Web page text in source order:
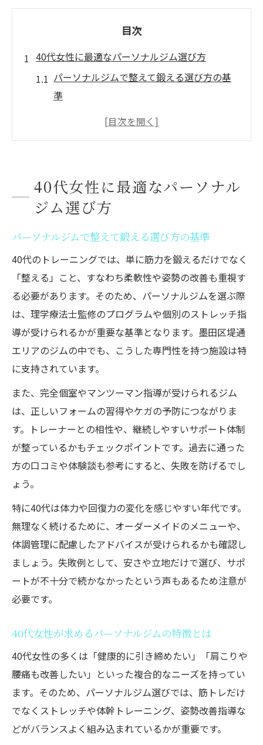
目次
40代女性に最適なパーソナルジム選び方
パーソナルジムで整えて鍛える選び方の基
準
40代女性が求めるパーソナルジムの特徴と
パーソナルジムで無理なく続く継続習慣の
作り方
墨田区で評判のパーソナルジム比較ポイン
ストレス軽減へ導く堤通のジム活用術
パーソナルジムで心身のストレスを整える
方法
堤通のパーソナルジムが叶えるリフレッシ
ュ体験
40代のストレス解消に役立つパーソナルジ
ム活用術
忙しい毎日にパーソナルジムが与える安ら
ぎ効果
整えて鍛える習慣で日常のストレスを軽減
柔軟性も鍛える40代トレーニングの極意
訣
40代から始める柔軟性重視のトレーニング
法
整えて鍛えるストレッチ指導の重要ポイン
ト
柔軟性向上を叶えるパーソナルジムの選び
方
姿勢改善を目指すマンツーマン指導体験
正しいフォーム指導が整えて鍛えるカギ
40代女性に最適なパーソナル
ジム選び方
パーソナルジムで整えて鍛える選び方の基準
40代のトレーニングでは、単に筋力を鍛えるだけでなく
「整える」こと、すなわち柔軟性や姿勢の改善も重視す
る必要があります。そのため、パーソナルジムを選ぶ際
は、理学療法士監修のプログラムや個別のストレッチ指
導が受けられるかが重要な基準となります。墨田区堤通
エリアのジムの中でも、こうした専門性を持つ施設は特
に支持されています。
また、完全個室やマンツーマン指導が受けられるジム
は、正しいフォームの習得やケガの予防につながりま
す。トレーナーとの相性や、継続しやすいサポート体制
が整っているかもチェックポイントです。過去に通った
方の口コミや体験談も参考にすると、失敗を防げるでし
ょう。
特に40代は体力や回復力の変化を感じやすい年代です。
無理なく続けるために、オーダーメイドのメニューや、
体調管理に配慮したアドバイスが受けられるかも確認し
ましょう。失敗例として、安さや立地だけで選び、サポ
ートが不十分で続かなかったという声もあるため注意が
必要です。
40代女性が求めるパーソナルジムの特徴とは
40代女性の多くは「健康的に引き締めたい」「肩こりや
腰痛も改善したい」といった複合的なニーズを持ってい
ます。そのため、パーソナルジム選びでは、筋トレだけ
でなくストレッチや体幹トレーニング、姿勢改善指導な
どがバランスよく組み込まれているかが重要です。